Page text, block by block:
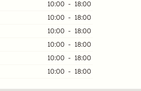
10:00 - 18:00
10:00 - 18:00
10:00 - 18:00
10:00 - 18:00
10:00 - 18:00
10:00 - 18:00